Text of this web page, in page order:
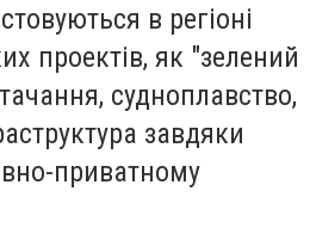
в регіоні
проектів, як "зелений
судноплавство,
завдяки
приватному